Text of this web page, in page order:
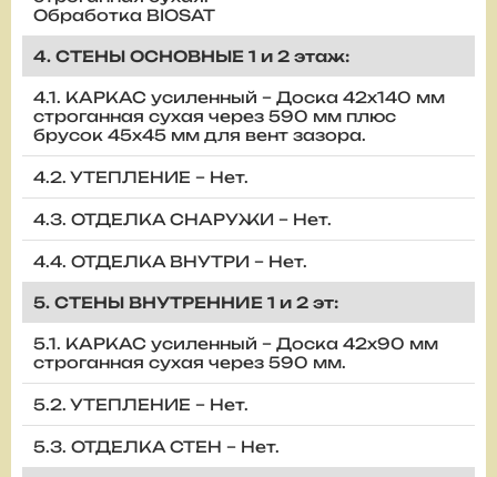
Обработка BIOSAT
4. СТЕНЫ ОСНОВНЫЕ 1 и 2 этаж:
4.1. КАРКАС усиленный – Доска 42х140 мм
строганная сухая через 590 мм плюс
брусок 45х45 мм для вент зазора.
4.2. УТЕПЛЕНИЕ – Нет.
4.3. ОТДЕЛКА СНАРУЖИ – Нет.
4.4. ОТДЕЛКА ВНУТРИ – Нет.
5. СТЕНЫ ВНУТРЕННИЕ 1 и 2 эт:
5.1. КАРКАС усиленный – Доска 42х90 мм
строганная сухая через 590 мм.
5.2. УТЕПЛЕНИЕ – Нет.
5.3. ОТДЕЛКА СТЕН – Нет.